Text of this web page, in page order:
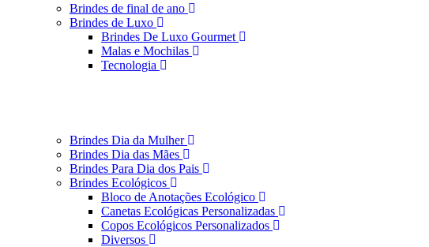
Brindes de final de ano
Brindes de Luxo
Brindes De Luxo Gourmet
Malas e Mochilas
Tecnologia
Brindes Dia da Mulher
Brindes Dia das Mães
Brindes Para Dia dos Pais
Brindes Ecológicos
Bloco de Anotações Ecológico
Canetas Ecológicas Personalizadas
Copos Ecológicos Personalizados
Diversos